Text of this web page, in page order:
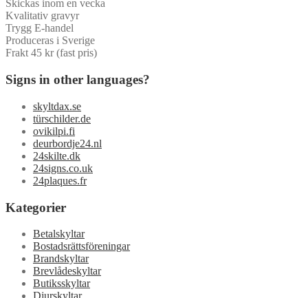
Skickas inom en vecka
Kvalitativ gravyr
Trygg E-handel
Produceras i Sverige
Frakt 45 kr (fast pris)
Signs in other languages?
skyltdax.se
türschilder.de
ovikilpi.fi
deurbordje24.nl
24skilte.dk
24signs.co.uk
24plaques.fr
Kategorier
Betalskyltar
Bostadsrättsföreningar
Brandskyltar
Brevlådeskyltar
Butiksskyltar